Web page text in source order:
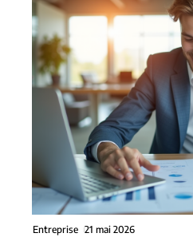
Entreprise 21 mai 2026